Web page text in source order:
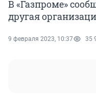
В «Газпроме»
другая
9 февраля 2023, 10:37 35